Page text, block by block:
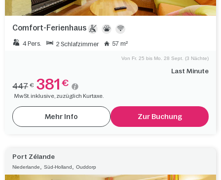
Comfort-Ferienhaus
4 Pers. 2 Schlafzimmer 57 m²
Last Minute
Von Fr. 25 bis Mo. 28 Sept. (3 Nächte)
447 € 381 €
MwSt. inklusive, zuzüglich Kurtaxe.
Mehr Info Zur Buchung
Port Zélande
Niederlande Süd-Holland Ouddorp